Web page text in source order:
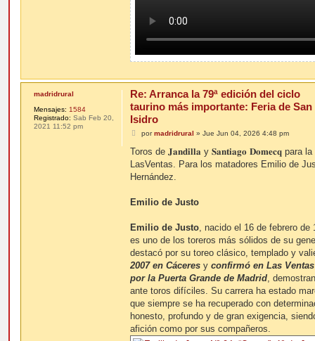
madridrural
Mensajes: 1584
Registrado: Sab Feb 20,
2021 11:52 pm
Re: Arranca la 79ª edición del ciclo
taurino más importante: Feria de San
Isidro
M
n
a
j
pormadridrural » Jue Jun 04, 2026 4:48 pm
Toros de 𝐉𝐚𝐧𝐝𝐢𝐥𝐥𝐚 y 𝐒𝐚𝐧𝐭𝐢𝐚𝐠𝐨 𝐃𝐨𝐦𝐞𝐜𝐪 para
LasVentas. Para los matadores Emilio de
Hernández.
Emilio de Justo
Emilio de Justo, nacido el 16 de febrero de
es uno de los toreros más sólidos de su
destacó por su toreo clásico, templado y
2007 en Cáceresyconfirmó en Las Ventas
por la Puerta Grande de Madrid,
ante toros difíciles. Su carrera ha estado
que siempre se ha recuperado con
honesto, profundo y de gran exigencia,
afición como por sus compañeros.